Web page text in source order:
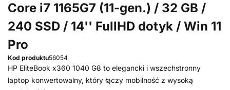
Core i7 1165G7 (11-gen.) / 32 GB /
240 SSD / 14'' FullHD dotyk / Win 11
Pro
Kod produktu56054
HP EliteBook x360 1040 G8 to elegancki i wszechstronny
laptop konwertowalny, który łączy mobilność z wysoką